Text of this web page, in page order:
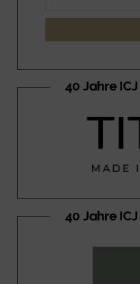
40 Jahre
40 Jahre